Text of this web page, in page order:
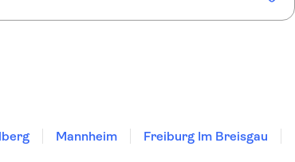
Mannheim
Freiburg Im Breisgau